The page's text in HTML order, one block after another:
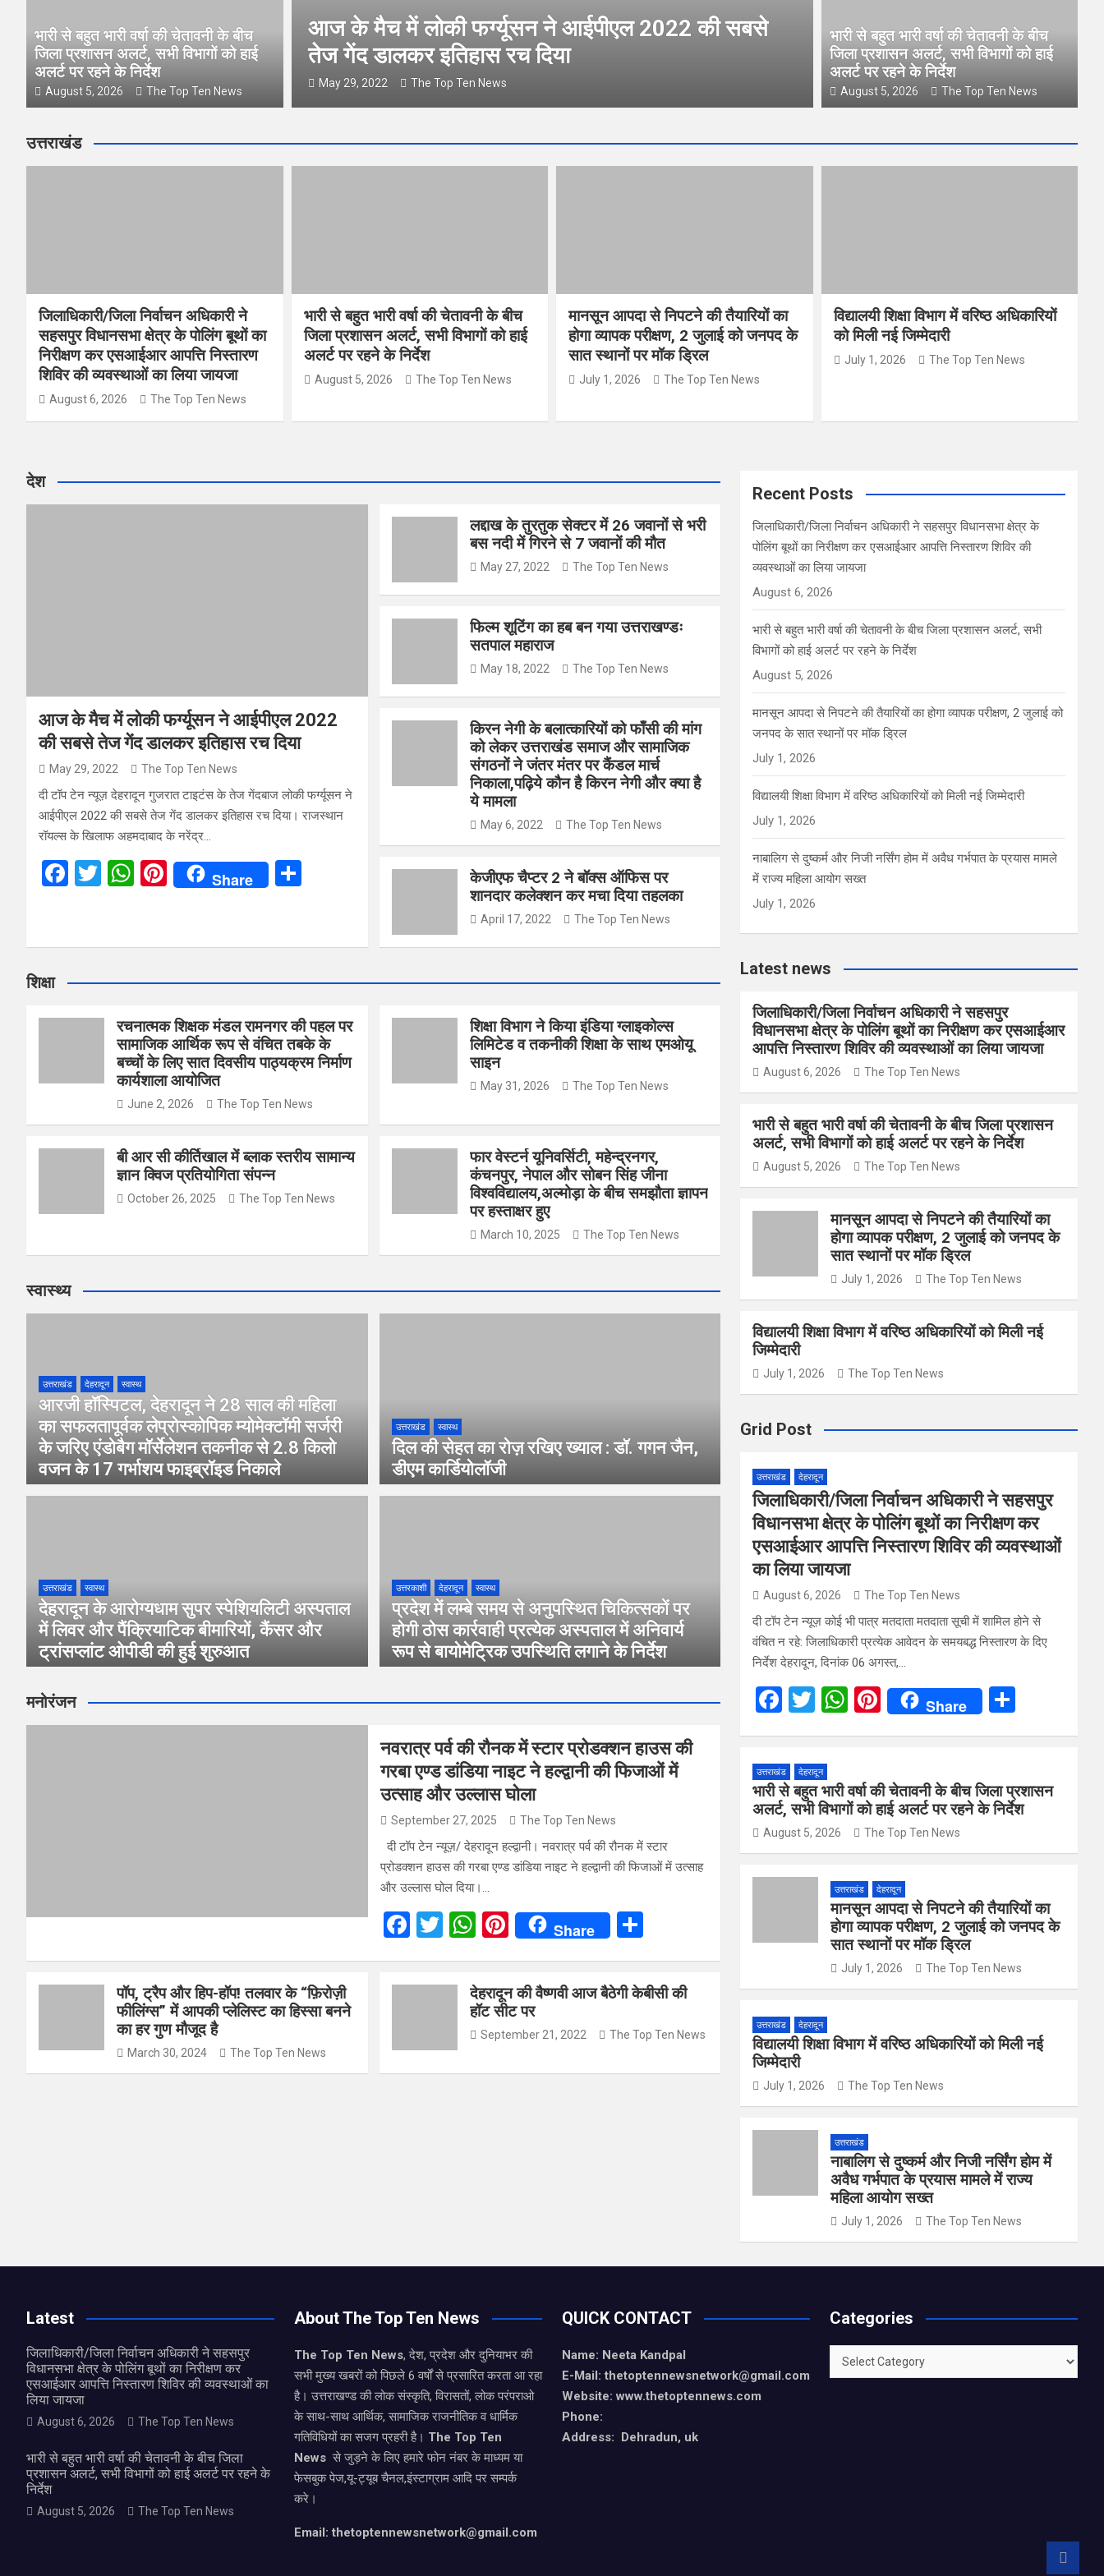
भारी से बहुत भारी वर्षा की चेतावनी के बीच
जिला प्रशासन अलर्ट, सभी विभागों को हाई
अलर्ट पर रहने के निर्देश
August 5, 2026 The Top Ten News
आज के मैच में लोकी फर्ग्‍यूसन ने आईपीएल 2022 की सबसे
तेज गेंद डालकर इतिहास रच दिया
May 29, 2022 The Top Ten News
भारी से बहुत भारी वर्षा की चेतावनी के बीच
जिला प्रशासन अलर्ट, सभी विभागों को हाई
अलर्ट पर रहने के निर्देश
August 5, 2026 The Top Ten News
उत्तराखंड
जिलाधिकारी/जिला निर्वाचन अधिकारी ने
सहसपुर विधानसभा क्षेत्र के पोलिंग बूथों का
निरीक्षण कर एसआईआर आपत्ति निस्तारण
शिविर की व्यवस्थाओं का लिया जायजा
August 6, 2026 The Top Ten News
भारी से बहुत भारी वर्षा की चेतावनी के बीच
जिला प्रशासन अलर्ट, सभी विभागों को हाई
अलर्ट पर रहने के निर्देश
August 5, 2026 The Top Ten News
मानसून आपदा से निपटने की तैयारियों का
होगा व्यापक परीक्षण, 2 जुलाई को जनपद के
सात स्थानों पर मॉक ड्रिल
July 1, 2026 The Top Ten News
विद्यालयी शिक्षा विभाग में वरिष्ठ अधिकारियों
को मिली नई जिम्मेदारी
July 1, 2026 The Top Ten News
देश
आज के मैच में लोकी फर्ग्‍यूसन ने आईपीएल 2022
की सबसे तेज गेंद डालकर इतिहास रच दिया
May 29, 2022 The Top Ten News
दी टॉप टेन न्यूज़ देहरादून गुजरात टाइटंस के तेज गेंदबाज लोकी फर्ग्‍यूसन ने
आईपीएल 2022 की सबसे तेज गेंद डालकर इतिहास रच दिया। राजस्‍थान
रॉयल्‍स के खिलाफ अहमदाबाद के नरेंद्र…
F
b
o
T
er
W
s
A
p
Pi
es
t
Share
e
लद्दाख के तुरतुक सेक्टर में 26 जवानों से भरी
बस नदी में गिरने से 7 जवानों की मौत
May 27, 2022 The Top Ten News
फिल्म शूटिंग का हब बन गया उत्तराखण्डः
सतपाल महाराज
May 18, 2022 The Top Ten News
किरन नेगी के बलात्कारियों को फाँसी की मांग
को लेकर उत्तराखंड समाज और सामाजिक
संगठनों ने जंतर मंतर पर कैंडल मार्च
निकाला,पढ़िये कौन है किरन नेगी और क्या है
ये मामला
May 6, 2022 The Top Ten News
केजीएफ चैप्टर 2 ने बॉक्स ऑफिस पर
शानदार कलेक्शन कर मचा दिया तहलका
April 17, 2022 The Top Ten News
शिक्षा
रचनात्मक शिक्षक मंडल रामनगर की पहल पर
सामाजिक आर्थिक रूप से वंचित तबके के
बच्चों के लिए सात दिवसीय पाठ्यक्रम निर्माण
कार्यशाला आयोजित
June 2, 2026 The Top Ten News
शिक्षा विभाग ने किया इंडिया ग्लाइकोल्स
लिमिटेड व तकनीकी शिक्षा के साथ एमओयू
साइन
May 31, 2026 The Top Ten News
बी आर सी कीर्तिखाल में ब्लाक स्तरीय सामान्य
ज्ञान क्विज प्रतियोगिता संपन्न
October 26, 2025 The Top Ten News
फार वेस्टर्न यूनिवर्सिटी, महेन्द्रनगर,
कंचनपुर, नेपाल और सोबन सिंह जीना
विश्वविद्यालय,अल्मोड़ा के बीच समझौता ज्ञापन
पर हस्ताक्षर हुए
March 10, 2025 The Top Ten News
स्वास्थ्य
उत्तराखंड देहरादून स्वास्थ
आरजी हॉस्पिटल, देहरादून ने 28 साल की महिला
का सफलतापूर्वक लेप्रोस्कोपिक म्योमेक्टॉमी सर्जरी
के जरिए एंडोबैग मॉर्सेलेशन तकनीक से 2.8 किलो
वजन के 17 गर्भाशय फाइब्रॉइड निकाले
उत्तराखंड स्वास्थ
दिल की सेहत का रोज़ रखिए ख्याल : डॉ. गगन जैन,
डीएम कार्डियोलॉजी
उत्तराखंड स्वास्थ
देहरादून के आरोग्यधाम सुपर स्पेशियलिटी अस्पताल
में लिवर और पैंक्रियाटिक बीमारियों, कैंसर और
ट्रांसप्लांट ओपीडी की हुई शुरुआत
उत्तरकाशी देहरादून स्वास्थ
प्रदेश में लम्बे समय से अनुपस्थित चिकित्सकों पर
होगी ठोस कार्रवाही प्रत्येक अस्पताल में अनिवार्य
रूप से बायोमेट्रिक उपस्थिति लगाने के निर्देश
मनोरंजन
नवरात्र पर्व की रौनक में स्टार प्रोडक्शन हाउस की
गरबा एण्ड डांडिया नाइट ने हल्द्वानी की फिजाओं में
उत्साह और उल्लास घोला
September 27, 2025 The Top Ten News
दी टॉप टेन न्यूज़/ देहरादून हल्द्वानी। नवरात्र पर्व की रौनक में स्टार
प्रोडक्शन हाउस की गरबा एण्ड डांडिया नाइट ने हल्द्वानी की फिजाओं में उत्साह
और उल्लास घोल दिया।…
F
ce
o
k
T
tt
W
at
s
A
p
Pi
er
es
t
Share
S
ar
e
पॉप, ट्रैप और हिप-हॉप! तलवार के “फ़िरोज़ी
फीलिंग्स” में आपकी प्लेलिस्ट का हिस्सा बनने
का हर गुण मौजूद है
March 30, 2024 The Top Ten News
देहरादून की वैष्णवी आज बैठेगी केबीसी की
हॉट सीट पर
September 21, 2022 The Top Ten News
Recent Posts
जिलाधिकारी/जिला निर्वाचन अधिकारी ने सहसपुर विधानसभा क्षेत्र के
पोलिंग बूथों का निरीक्षण कर एसआईआर आपत्ति निस्तारण शिविर की
व्यवस्थाओं का लिया जायजा
August 6, 2026
भारी से बहुत भारी वर्षा की चेतावनी के बीच जिला प्रशासन अलर्ट, सभी
विभागों को हाई अलर्ट पर रहने के निर्देश
August 5, 2026
मानसून आपदा से निपटने की तैयारियों का होगा व्यापक परीक्षण, 2 जुलाई को
जनपद के सात स्थानों पर मॉक ड्रिल
July 1, 2026
विद्यालयी शिक्षा विभाग में वरिष्ठ अधिकारियों को मिली नई जिम्मेदारी
July 1, 2026
नाबालिग से दुष्कर्म और निजी नर्सिंग होम में अवैध गर्भपात के प्रयास मामले
में राज्य महिला आयोग सख्त
July 1, 2026
Latest news
जिलाधिकारी/जिला निर्वाचन अधिकारी ने सहसपुर
विधानसभा क्षेत्र के पोलिंग बूथों का निरीक्षण कर एसआईआर
आपत्ति निस्तारण शिविर की व्यवस्थाओं का लिया जायजा
August 6, 2026 The Top Ten News
भारी से बहुत भारी वर्षा की चेतावनी के बीच जिला प्रशासन
अलर्ट, सभी विभागों को हाई अलर्ट पर रहने के निर्देश
August 5, 2026 The Top Ten News
मानसून आपदा से निपटने की तैयारियों का
होगा व्यापक परीक्षण, 2 जुलाई को जनपद के
सात स्थानों पर मॉक ड्रिल
July 1, 2026 The Top Ten News
विद्यालयी शिक्षा विभाग में वरिष्ठ अधिकारियों को मिली नई
जिम्मेदारी
July 1, 2026 The Top Ten News
Grid Post
उत्तराखंड देहरादून
जिलाधिकारी/जिला निर्वाचन अधिकारी ने सहसपुर
विधानसभा क्षेत्र के पोलिंग बूथों का निरीक्षण कर
एसआईआर आपत्ति निस्तारण शिविर की व्यवस्थाओं
का लिया जायजा
August 6, 2026 The Top Ten News
दी टॉप टेन न्यूज़ कोई भी पात्र मतदाता मतदाता सूची में शामिल होने से
वंचित न रहे: जिलाधिकारी प्रत्येक आवेदन के समयबद्ध निस्तारण के दिए
निर्देश देहरादून, दिनांक 06 अगस्त,…
F
b
o
o
k
T
er
W
s
A
p
p
Pi
es
t
Share
e
उत्तराखंड देहरादून
भारी से बहुत भारी वर्षा की चेतावनी के बीच जिला प्रशासन
अलर्ट, सभी विभागों को हाई अलर्ट पर रहने के निर्देश
August 5, 2026 The Top Ten News
उत्तराखंड देहरादून
मानसून आपदा से निपटने की तैयारियों का
होगा व्यापक परीक्षण, 2 जुलाई को जनपद के
सात स्थानों पर मॉक ड्रिल
July 1, 2026 The Top Ten News
उत्तराखंड देहरादून
विद्यालयी शिक्षा विभाग में वरिष्ठ अधिकारियों को मिली नई
जिम्मेदारी
July 1, 2026 The Top Ten News
उत्तराखंड
नाबालिग से दुष्कर्म और निजी नर्सिंग होम में
अवैध गर्भपात के प्रयास मामले में राज्य
महिला आयोग सख्त
July 1, 2026 The Top Ten News
Latest
जिलाधिकारी/जिला निर्वाचन अधिकारी ने सहसपुर
विधानसभा क्षेत्र के पोलिंग बूथों का निरीक्षण कर
एसआईआर आपत्ति निस्तारण शिविर की व्यवस्थाओं का
लिया जायजा
August 6, 2026 The Top Ten News
भारी से बहुत भारी वर्षा की चेतावनी के बीच जिला
प्रशासन अलर्ट, सभी विभागों को हाई अलर्ट पर रहने के
निर्देश
August 5, 2026 The Top Ten News
About The Top Ten News
The Top Ten News, देश, प्रदेश और दुनियाभर की
सभी मुख्य खबरों को पिछले 6 वर्षों से प्रसारित करता आ रहा
है। उत्तराखण्ड की लोक संस्कृति, विरासतों, लोक परंपराओ
के साथ-साथ आर्थिक, सामाजिक राजनीतिक व धार्मिक
गतिविधियों का सजग प्रहरी है। The Top Ten
News से जुड़ने के लिए हमारे फोन नंबर के माध्यम या
फेसबुक पेज,यू-ट्यूब चैनल,इंस्टाग्राम आदि पर सम्पर्क
करे।
Email: thetoptennewsnetwork@gmail.com
QUICK CONTACT
Name: Neeta Kandpal
E-Mail: thetoptennewsnetwork@gmail.com
Website: www.thetoptennews.com
Phone:
Address: Dehradun, uk
Categories
Categories